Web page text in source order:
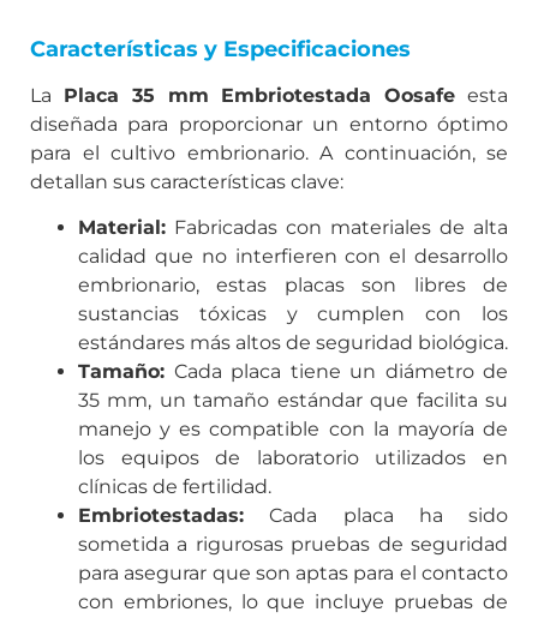
Características y Especificaciones
La Placa 35 mm Embriotestada Oosafe esta
diseñada para proporcionar un entorno óptimo
para el cultivo embrionario. A continuación, se
detallan sus características clave:
Material: Fabricadas con materiales de alta
calidad que no interfieren con el desarrollo
embrionario, estas placas son libres de
sustancias tóxicas y cumplen con los
estándares más altos de seguridad biológica.
Tamaño: Cada placa tiene un diámetro de
35 mm, un tamaño estándar que facilita su
manejo y es compatible con la mayoría de
los equipos de laboratorio utilizados en
clínicas de fertilidad.
Embriotestadas: Cada placa ha sido
sometida a rigurosas pruebas de seguridad
para asegurar que son aptas para el contacto
con embriones, lo que incluye pruebas de